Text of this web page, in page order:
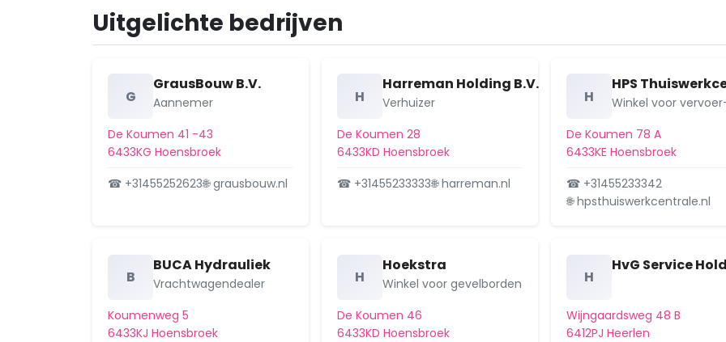
Uitgelichte bedrijven
G
GrausBouw B.V.
Aannemer
De Koumen 41 -43
6433KG Hoensbroek
☎ +31455252623🌐 grausbouw.nl
H
Harreman Holding B.V.
Verhuizer
De Koumen 28
6433KD Hoensbroek
☎ +31455233333🌐 harreman.nl
H
HPS
Winkel voor
De Koumen 78 A
6433KE Hoensbroek
☎ +31455233342
🌐 hpsthuiswerkcentrale.nl
B
BUCA Hydrauliek
Vrachtwagendealer
Koumenweg 5
6433KJ Hoensbroek
H
Hoekstra
Winkel voor gevelborden
De Koumen 46
6433KD Hoensbroek
H
HvG Service
Wijngaardsweg 48 B
6412PJ Heerlen